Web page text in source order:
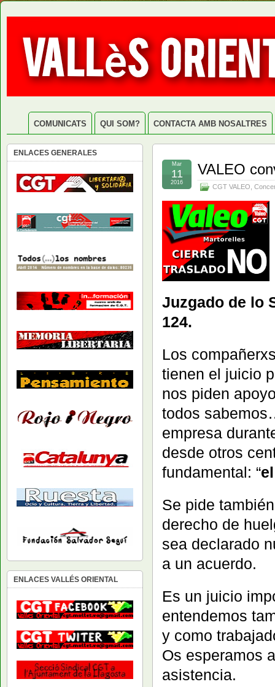
COMUNICATS QUI SOM? CONTACTA AMB NOSALTRES
VALEO
CGT VALEO
Mar
11
2016
Juzgado de lo
124.
Los
tienen el juicio
nos piden
todos
empresa
desde otros
fundamental: “
Se pide
derecho de
sea declarado
a un acuerdo.
Es un juicio
entendemos
y como
Os esperamos
asistencia.
ENLACES GENERALES
ENLACES VALLÉS ORIENTAL